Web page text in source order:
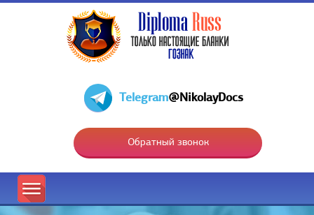
Telegram@NikolayDocs
Обратный звонок